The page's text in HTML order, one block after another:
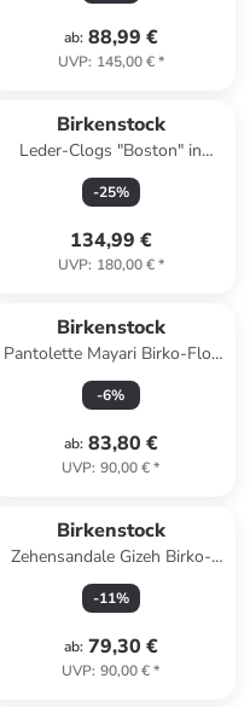
ab: 88,99 €
UVP: 145,00 €*
Birkenstock
Leder-Clogs "Boston" in
Taupe
-25%
134,99 €
UVP: 180,00 €*
Birkenstock
Pantolette Mayari Birko-Flor
normal in schwarz
-6%
ab: 83,80 €
UVP: 90,00 €*
Birkenstock
Zehensandale Gizeh Birko-
Flor normal in schwarz
-11%
ab: 79,30 €
UVP: 90,00 €*